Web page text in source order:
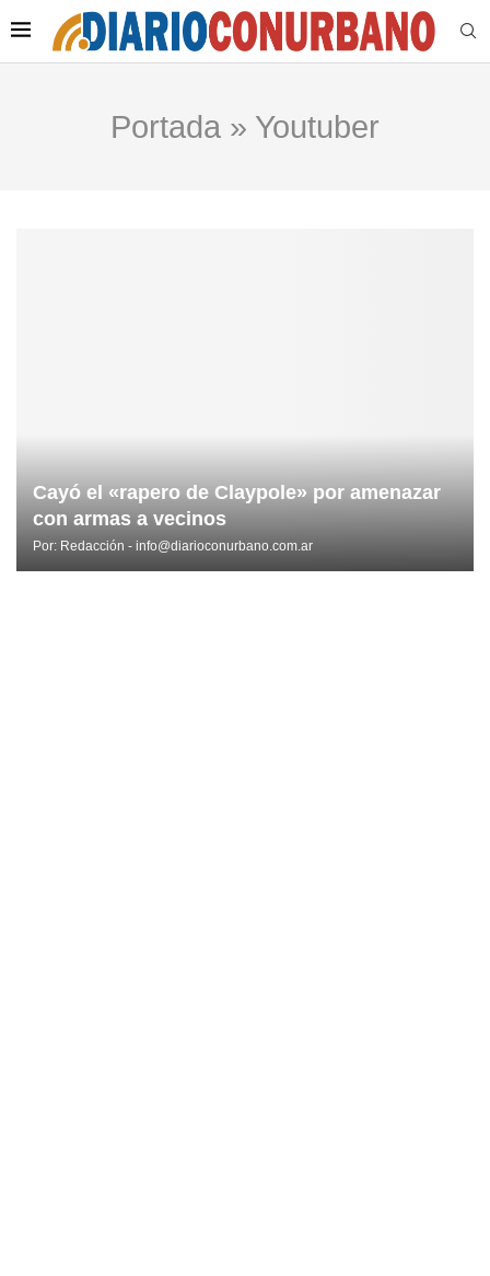
Portada » Youtuber
Cayó el «rapero de Claypole» por amenazar
con armas a vecinos
Por: Redacción - info@diarioconurbano.com.ar